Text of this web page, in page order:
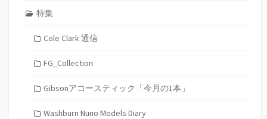
特集
Cole Clark 通信
FG_Collection
Gibsonアコースティック「今月の1本」
Washburn Nuno Models Diary